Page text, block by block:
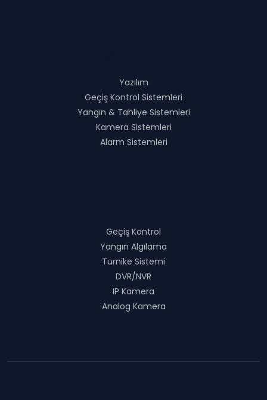
Yazılım
Geçiş Kontrol Sistemleri
Yangın & Tahliye Sistemleri
Kamera Sistemleri
Alarm Sistemleri
Geçiş Kontrol
Yangın Algılama
Turnike Sistemi
DVR/NVR
IP Kamera
Analog Kamera